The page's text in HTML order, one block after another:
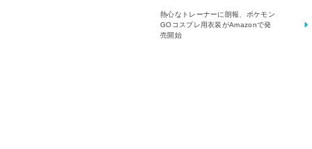
熱心なトレーナーに朗報、ポケモン
GOコスプレ用衣装がAmazonで発
売開始